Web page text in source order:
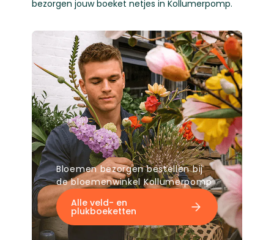
bezorgen jouw boeket netjes in Kollumerpomp.
Bloemen bezorgen bestellen bij
de bloemenwinkel Kollumerpomp
Alle veld- en
plukboeketten